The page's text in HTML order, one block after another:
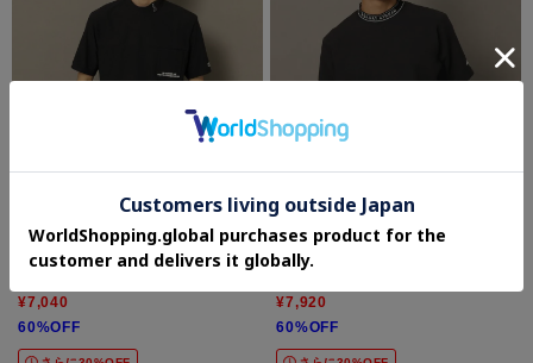
ADABAT STREAM(Mens)
◆UVカット/吸水速乾 モックネックポケ
¥7,040
60%OFF
ADABAT STREAM(Mens)
◆撥水加工 ロゴラインストレッチモック
¥7,920
60%OFF